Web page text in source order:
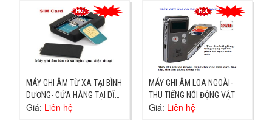
MÁY GHI ÂM TỪ XA TẠI BÌNH
DƯƠNG- CỬA HÀNG TẠI DĨ
AN-GIAO TẬN NƠI
Giá: Liên hệ
MÁY GHI ÂM LOA NGOÀI-
THU TIẾNG NÓI ĐỘNG VẬT
Giá: Liên hệ